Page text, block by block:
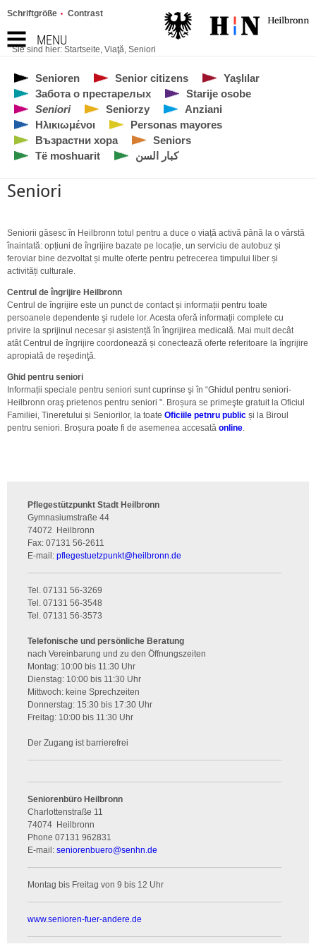
MENU
Schriftgröße Contrast
Sie sind hier: Startseite, Viaţă, Seniori
Senioren Senior citizens
Yaşlılar
Забота о престарелых
Starije osobe
Seniori
Seniorzy
Anziani
Ηλικιωμένοι
Personas mayores
Възрастни хора
Seniors
Të moshuarit
كبار السن
Seniori
Seniorii găsesc în Heilbronn totul pentru a duce o viață activă până la o vârstă
înaintată: opțiuni de îngrijire bazate pe locație, un serviciu de autobuz și
feroviar bine dezvoltat și multe oferte pentru petrecerea timpului liber și
activități culturale.
Centrul de îngrijire Heilbronn
Centrul de îngrijire este un punct de contact și informații pentru toate
persoanele dependente şi rudele lor. Acesta oferă informații complete cu
privire la sprijinul necesar și asistență în îngrijirea medicală. Mai mult decât
atât Centrul de îngrijire coordonează și conectează oferte referitoare la îngrijire
apropiată de reşedinţă.
Ghid pentru seniori
Informații speciale pentru seniori sunt cuprinse şi în “Ghidul pentru seniori-
Heilbronn oraş prietenos pentru seniori ". Broșura se primeşte gratuit la Oficiul
Familiei, Tineretului și Seniorilor, la toate Oficiile petnru public și la Biroul
pentru seniori. Broșura poate fi de asemenea accesată online.
Pflegestützpunkt Stadt Heilbronn
Gymnasiumstraße 44
74072
Heilbronn
Fax: 07131 56-2611
E-mail: pflegestuetzpunkt@heilbronn.de
Tel. 07131 56-3269
Tel. 07131 56-3548
Tel. 07131 56-3573
Telefonische und persönliche Beratung
nach Vereinbarung und zu den Öffnungszeiten
Montag: 10:00 bis 11:30 Uhr
Dienstag: 10:00 bis 11:30 Uhr
Mittwoch: keine Sprechzeiten
Donnerstag: 15:30 bis 17:30 Uhr
Freitag: 10:00 bis 11:30 Uhr
Der Zugang ist barrierefrei
Seniorenbüro Heilbronn
Charlottenstraße 11
74074 Heilbronn
Phone 07131 962831
E-mail: seniorenbuero@senhn.de
Montag bis Freitag von 9 bis 12 Uhr
www.senioren-fuer-andere.de